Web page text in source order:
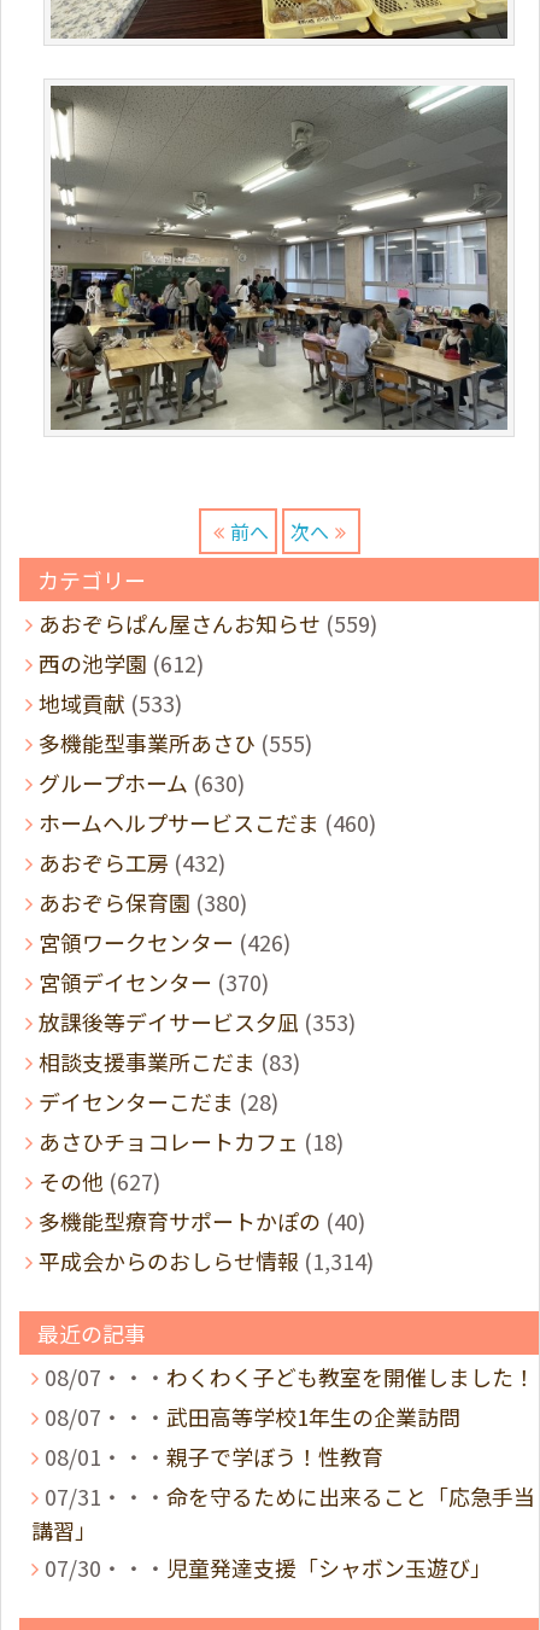
前へ 次へ
カテゴリー
あおぞらぱん屋さんお知らせ (559)
西の池学園 (612)
地域貢献 (533)
多機能型事業所あさひ (555)
グループホーム (630)
ホームヘルプサービスこだま (460)
あおぞら工房 (432)
あおぞら保育園 (380)
宮領ワークセンター (426)
宮領デイセンター (370)
放課後等デイサービス夕凪 (353)
相談支援事業所こだま (83)
デイセンターこだま (28)
あさひチョコレートカフェ (18)
その他 (627)
多機能型療育サポートかぽの (40)
平成会からのおしらせ情報 (1,314)
最近の記事
08/07・・・ わくわく子ども教室を開催しました！
08/07・・・ 武田高等学校1年生の企業訪問
08/01・・・ 親子で学ぼう！性教育
07/31・・・ 命を守るために出来ること「応急手当
講習」
07/30・・・ 児童発達支援「シャボン玉遊び」